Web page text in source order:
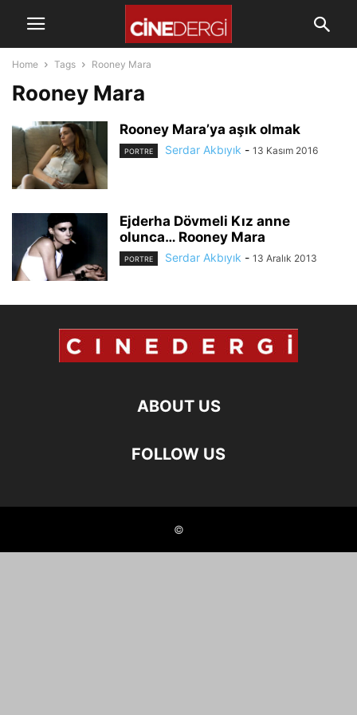
Home Tags Rooney Mara
Rooney Mara
Rooney Mara’ya aşık olmak
PORTRE Serdar Akbıyık - 13 Kasım 2016
Ejderha Dövmeli Kız anne
olunca… Rooney Mara
PORTRE Serdar Akbıyık - 13 Aralık 2013
ABOUT US
FOLLOW US
©